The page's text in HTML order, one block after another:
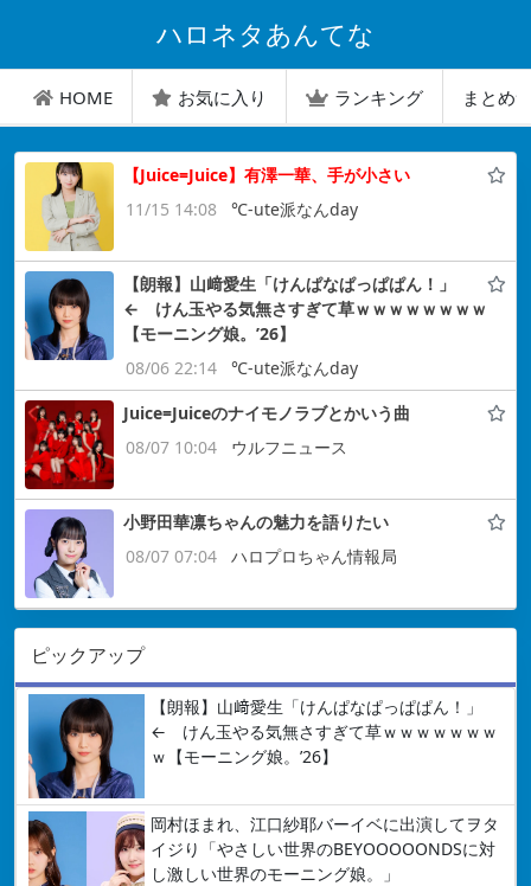
ハロネタあんてな
HOME お気に入り ランキング まとめ
【Juice=Juice】有澤一華、手が小さい
11/15 14:08
℃-ute派なんday
【朗報】山﨑愛生「けんぱなぱっぱぱん！」
← けん玉やる気無さすぎて草ｗｗｗｗｗｗｗｗ
【モーニング娘。’26】
08/06 22:14
℃-ute派なんday
Juice=Juiceのナイモノラブとかいう曲
08/07 10:04
ウルフニュース
小野田華凛ちゃんの魅力を語りたい
08/07 07:04
ハロプロちゃん情報局
ピックアップ
【朗報】山﨑愛生「けんぱなぱっぱぱん！」
← けん玉やる気無さすぎて草ｗｗｗｗｗｗｗ
ｗ【モーニング娘。’26】
岡村ほまれ、江口紗耶バーイベに出演してヲタ
イジり「やさしい世界のBEYOOOOONDSに対
し激しい世界のモーニング娘。」